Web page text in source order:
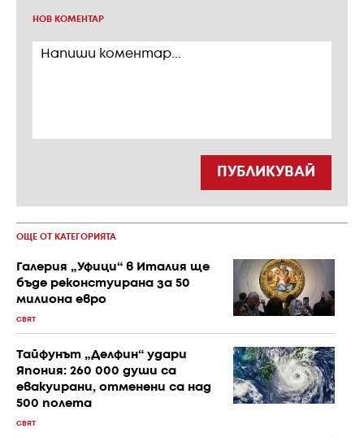
НОВ КОМЕНТАР
ПУБЛИКУВАЙ
ОЩЕ ОТ КАТЕГОРИЯТА
Галерия „Уфици“ в Италия ще
бъде реконстуирана за 50
милиона евро
СВЯТ
Тайфунът „Делфин“ удари
Япония: 260 000 души са
евакуирани, отменени са над
500 полета
СВЯТ